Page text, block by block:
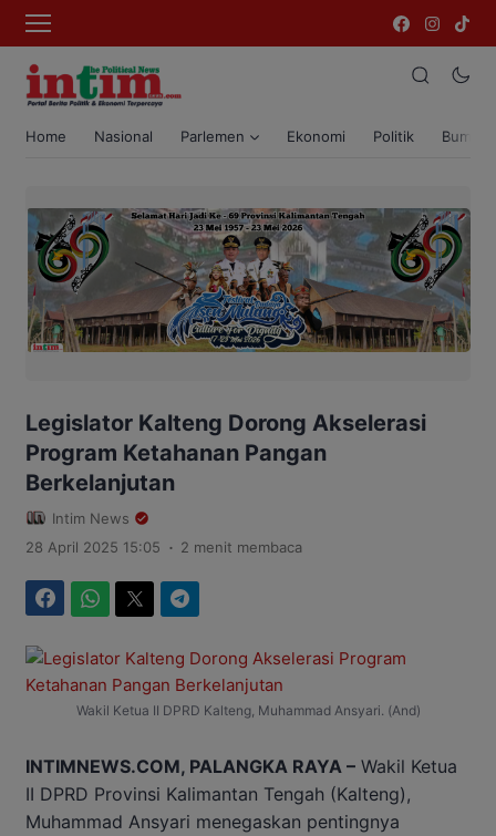
Home Nasional Parlemen Ekonomi Politik Bumi
Legislator Kalteng Dorong Akselerasi
Program Ketahanan Pangan
Berkelanjutan
Intim News
28 April 2025 15:05 . 2 menit membaca
Wakil Ketua II DPRD Kalteng, Muhammad Ansyari. (And)
INTIMNEWS.COM, PALANGKA RAYA – Wakil Ketua
II DPRD Provinsi Kalimantan Tengah (Kalteng),
Muhammad Ansyari menegaskan pentingnya